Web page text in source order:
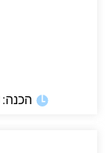
הכנה: 90 דקות